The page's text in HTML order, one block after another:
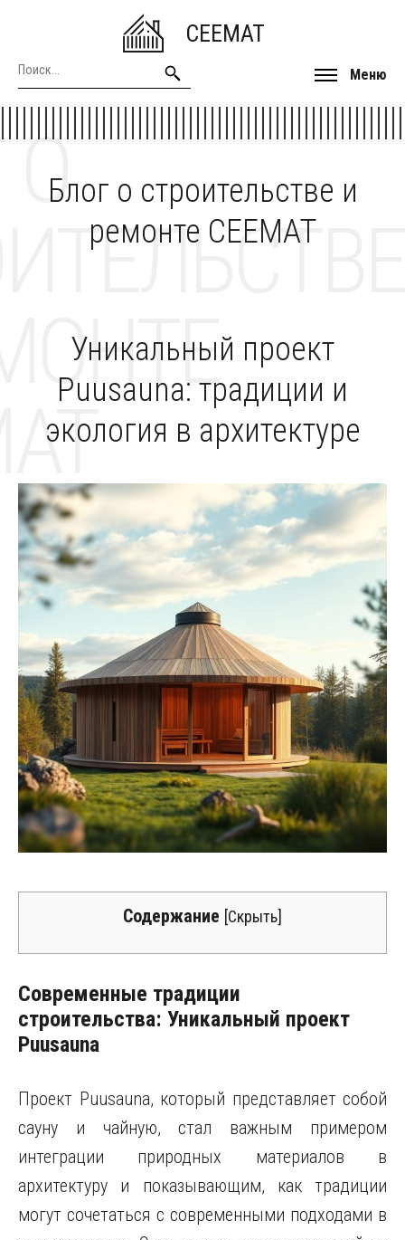
CEEMAT
Меню
Блог о строительстве и
ремонте CEEMAT
О
Уникальный проект
Puusauna: традиции и
экология в архитектуре
Содержание [Скрыть]
Современные традиции
строительства: Уникальный проект
Puusauna
Проект Puusauna, который представляет собой
сауну и чайную, стал важным примером
интеграции природных материалов в
архитектуру и показывающим, как традиции
могут сочетаться с современными подходами в